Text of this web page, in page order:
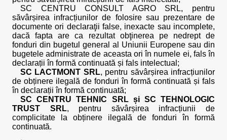
SC CENTRU CONSULT AGRO SRL, pentru
săvârșirea infracțiunilor de folosire sau prezentare de
documente ori declaraţii false, inexacte sau incomplete,
dacă fapta are ca rezultat obţinerea pe nedrept de
fonduri din bugetul general al Uniunii Europene sau din
bugetele administrate de aceasta ori în numele ei, fals în
declarații în formă continuată și fals intelectual;
SC LACTMONT SRL, pentru săvârșirea infracțiunilor
de obținere ilegală de fonduri în formă continuată și fals
în declarații în formă continuată;
SC CENTRU TEHNIC SRL și SC TEHNOLOGIC
TRUST SRL, pentru săvârșirea infracțiunii de
complicitate la obținere ilegală de fonduri în formă
continuată.